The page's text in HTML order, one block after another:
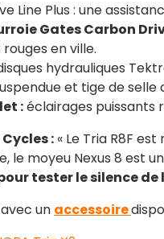
Line Plus : une
Gates Carbon
en ville.
hydrauliques
et tige de
:éclairages puissants
: « Le Tria R8F
le moyeu Nexus 8 est
tester le silence de
un accessoire